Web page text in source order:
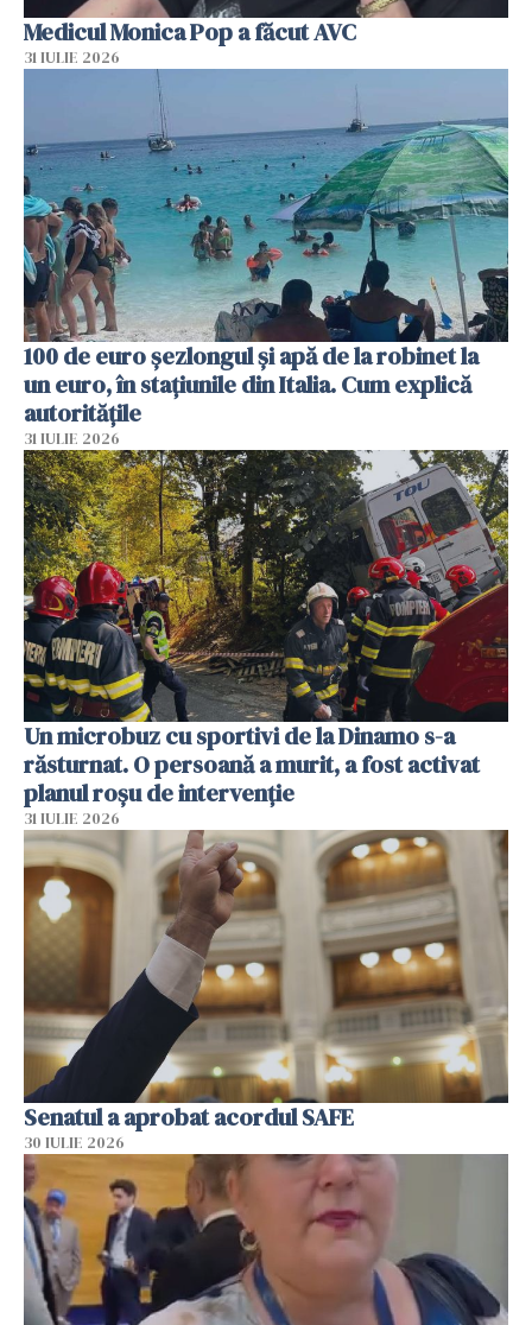
Medicul Monica Pop a făcut AVC
31 IULIE 2026
100 de euro șezlongul și apă de la robinet la
un euro, în stațiunile din Italia. Cum explică
autoritățile
31 IULIE 2026
Un microbuz cu sportivi de la Dinamo s-a
răsturnat. O persoană a murit, a fost activat
planul roșu de intervenție
31 IULIE 2026
Senatul a aprobat acordul SAFE
30 IULIE 2026